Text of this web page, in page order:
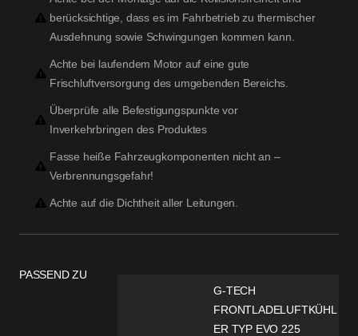
berücksichtige, dass es im Fahrbetrieb zu thermischer
Ausdehnung sowie Schwingungen kommen kann.
Achte bei laufendem Motor auf eine gute
Frischluftversorgung des umgebenden Bereichs.
Überprüfe alle Befestigungspunkte vor
Inverkehrbringen des Produktes
Fasse heiße Fahrzeugkomponenten nicht an –
Verbrennungsgefahr!
Achte auf die Dichtheit aller Leitungen.
PASSEND ZU
G-TECH
FRONTLADELUFTKÜHL
ER TYP EVO 225